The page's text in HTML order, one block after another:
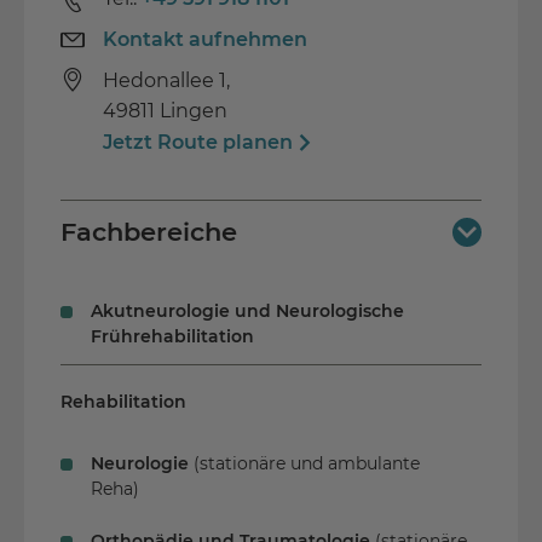
Fachübergreifende Spezialistenteams
Kontakt aufnehmen
Hedonallee 1,
49811 Lingen
Jetzt Route planen
Fachbereiche
Akutneurologie und Neurologische
Frührehabilitation
Rehabilitation
Neurologie (stationäre und ambulante
Reha)